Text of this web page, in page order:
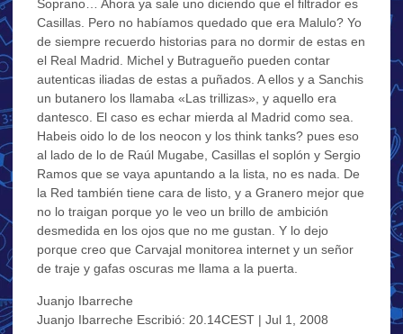
Soprano… Ahora ya sale uno diciendo que el filtrador es
Casillas. Pero no habíamos quedado que era Malulo? Yo
de siempre recuerdo historias para no dormir de estas en
el Real Madrid. Michel y Butragueño pueden contar
autenticas iliadas de estas a puñados. A ellos y a Sanchis
un butanero los llamaba «Las trillizas», y aquello era
dantesco. El caso es echar mierda al Madrid como sea.
Habeis oido lo de los neocon y los think tanks? pues eso
al lado de lo de Raúl Mugabe, Casillas el soplón y Sergio
Ramos que se vaya apuntando a la lista, no es nada. De
la Red también tiene cara de listo, y a Granero mejor que
no lo traigan porque yo le veo un brillo de ambición
desmedida en los ojos que no me gustan. Y lo dejo
porque creo que Carvajal monitorea internet y un señor
de traje y gafas oscuras me llama a la puerta.
Juanjo Ibarreche
Juanjo Ibarreche Escribió: 20.14CEST | Jul 1, 2008